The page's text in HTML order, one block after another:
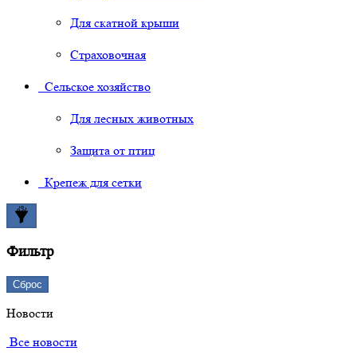
Для скатной крыши
Страховочная
Сельское хозяйство
Для лесных животных
Защита от птиц
Крепеж для сетки
Фильтр
Сброс
Новости
Все новости